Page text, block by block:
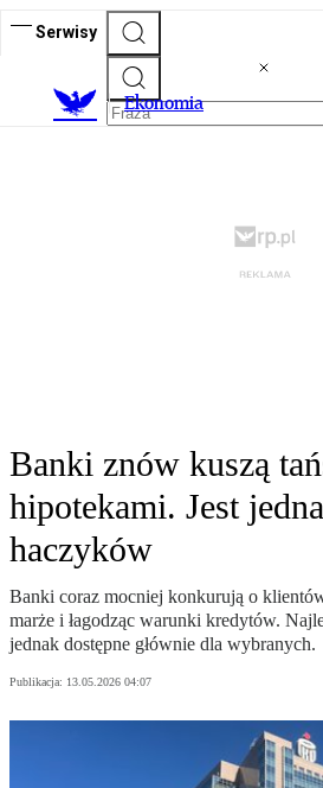
Serwisy
Ekonomia
Banki znów kuszą
hipotekami. Jest
haczyków
Banki coraz mocniej konkurują o
marże i łagodząc warunki kredytów.
jednak dostępne głównie dla wybranych.
Publikacja: 13.05.2026 04:07